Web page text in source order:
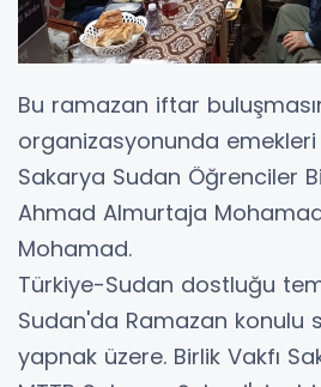
Bu ramazan iftar
organizasyonunda emekleri
Sakarya Sudan Öğrenciler
Ahmad Almurtaja
Mohamad.
Türkiye-Sudan dostluğu
Sudan'da Ramazan konulu
yapnak üzere. Birlik Vakfı